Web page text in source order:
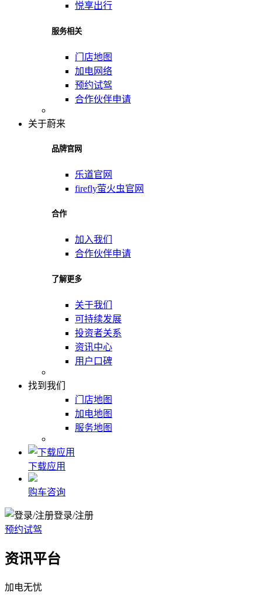
悦享出行
服务相关
门店地图
加电网络
预约试驾
合作伙伴申请
关于蔚来
品牌官网
乐道官网
firefly萤火虫官网
合作
加入我们
合作伙伴申请
了解更多
关于我们
可持续发展
投资者关系
资讯中心
用户口碑
找到我们
门店地图
加电地图
服务地图
下载应用
购车咨询
登录/注册
预约试驾
资讯平台
加电无忧